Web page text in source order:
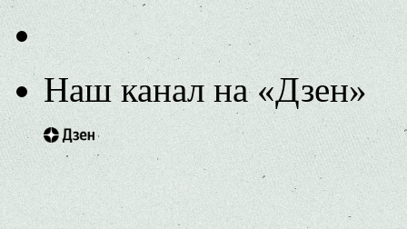
Наш канал на «Дзен»